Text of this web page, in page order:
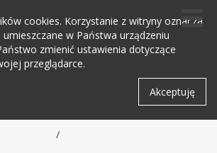
cookies. Korzystanie z witryny oznacza
w Państwa urządzeniu
zmienić ustawienia dotyczące
przeglądarce.
Akceptuję
/